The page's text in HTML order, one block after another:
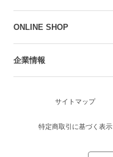
ONLINE SHOP
企業情報
サイトマップ
特定商取引に基づく表示